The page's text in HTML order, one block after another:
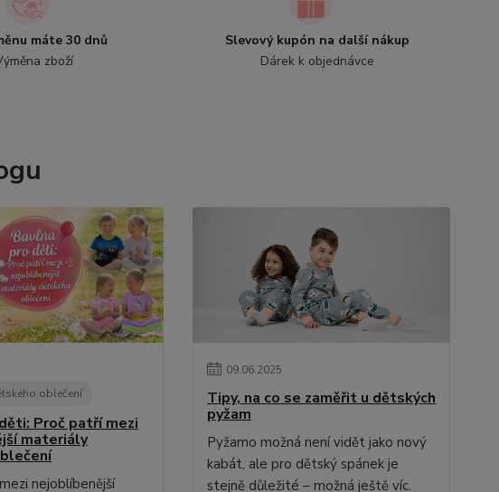
máte 30 dnů
zboží
Slevový kupón na další nákup
Dárek k objednávce
oblečení
Proč patří mezi
materiály
nejoblíbenější
09.06.2025
Tipy, na co se zaměřit u dětských
pyžam
Pyžamo možná není vidět jako nový
kabát, ale pro dětský spánek je
stejně důležité – možná ještě víc.